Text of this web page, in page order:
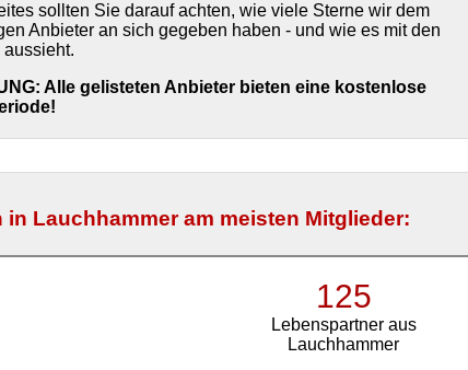
sollten Sie darauf achten, wie viele Sterne wir dem
Anbieter an sich gegeben haben - und wie es mit den
aussieht.
Alle gelisteten Anbieter bieten eine kostenlose
Lauchhammer am meisten Mitglieder:
125
Lebenspartner aus
Lauchhammer